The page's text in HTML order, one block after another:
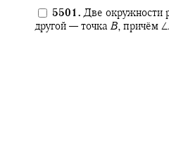
5501. Две окружности
другой — точка B, причём ∠